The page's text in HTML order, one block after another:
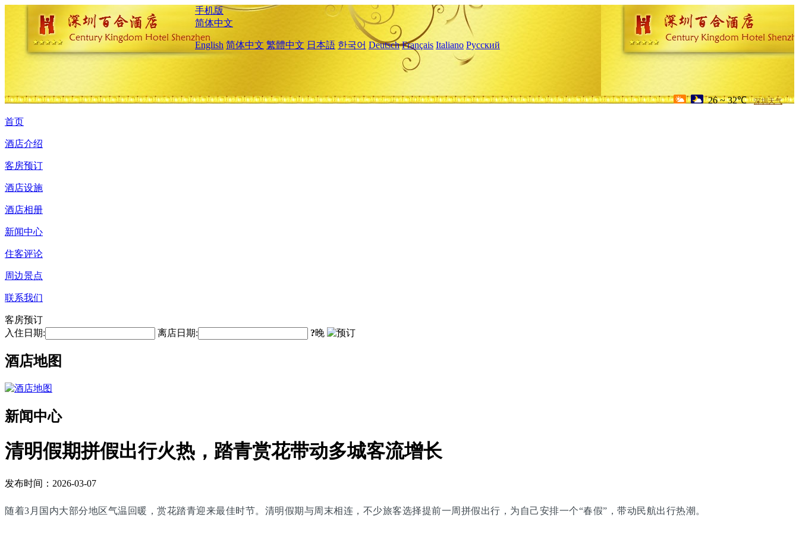
手机版
简体中文
English 简体中文 繁體中文 日本語 한국어 Deutsch Français Italiano Русский
26 ~ 32℃ 深圳天气
首页
酒店介绍
客房预订
酒店设施
酒店相册
新闻中心
住客评论
周边景点
联系我们
客房预订
入住日期:
离店日期: ?晚
酒店地图
新闻中心
清明假期拼假出行火热，踏青赏花带动多城客流增长
发布时间：2026-03-07
随着3月国内大部分地区气温回暖，赏花踏青迎来最佳时节。清明假期与周末相连，不少旅客选择提前一周拼假出行，为自己安排一个“春假”，带动民航出行热潮。